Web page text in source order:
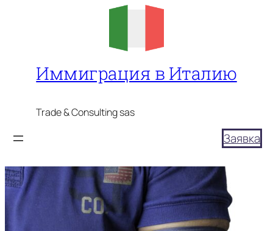
Иммиграция в Италию
Trade & Consulting sas
Заявка